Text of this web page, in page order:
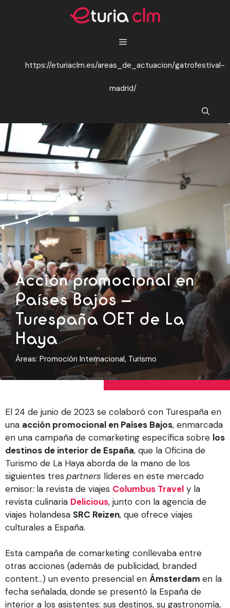
https://eturiaclm.es/areas_de_actuacion/gatrofestival-
madrid/
Acción promocional en
Países Bajos –
Turespaña OET de La
Haya
Áreas: Promoción Internacional, Turismo
El 24 de junio de 2023 se colaboró con Turespaña en
una acción promocional en Países Bajos, enmarcada
en una campaña de comarketing específica sobre los
destinos de interior de España, que la Oficina de
Turismo de La Haya aborda de la mano de los
siguientes tres partners líderes en este mercado
emisor: la revista de viajes Columbus Travel y la
revista culinaria Delicious, junto con la agencia de
viajes holandesa SRC Reizen, que ofrece viajes
culturales a España.
Esta campaña de comarketing conllevaba entre
otras acciones (además de publicidad, branded
content…) un evento presencial en Ámsterdam en la
fecha señalada,donde se presentó la España de
interior a los asistentes: sus destinos, su gastronomía,